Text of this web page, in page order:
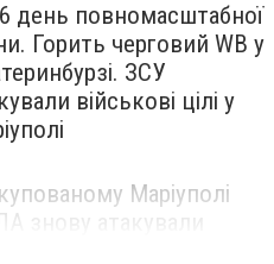
день повномасштабної
Горить черговий WB у
ЗСУ
військові цілі у
Маріуполі
знову атакували